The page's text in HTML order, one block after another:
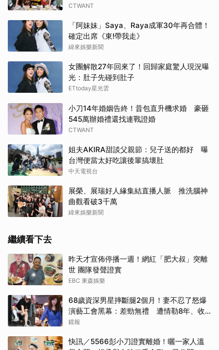
CTWANT
「阿妹妹」Saya、Raya成軍30年再合體！
確定出席《東!帶我走》
緯來娛樂新聞
女團解散27年回來了！回歸家庭驚人現況曝
光：肚子先碰到肚子
ETtoday星光雲
小刀14年婚姻告終！昔包直升機求婚 豪砸
545萬辦婚禮還找連戰證婚
CTWANT
姐夫AKIRA甜談父親節：兒子送的都好 曝
台灣便當太好吃讓後輩搞壞肚
中天電視台
展榮、展瑞好人緣集結直播人脈 推洗腦神
曲觀看破3千萬
緯來娛樂新聞
繼續看下去
昨天才宣佈停播一週！網紅「肥大叔」突離
世 團隊發聲證實
EBC 東森娛樂
68歲資深男星摔斷腿2個月！妻不忍了怒爆
演藝工會黑幕：差勁無禮 遭情勒8年、收
二手探病禮
鏡報
快訊／5566彭小刀證實離婚！曬一家人溫